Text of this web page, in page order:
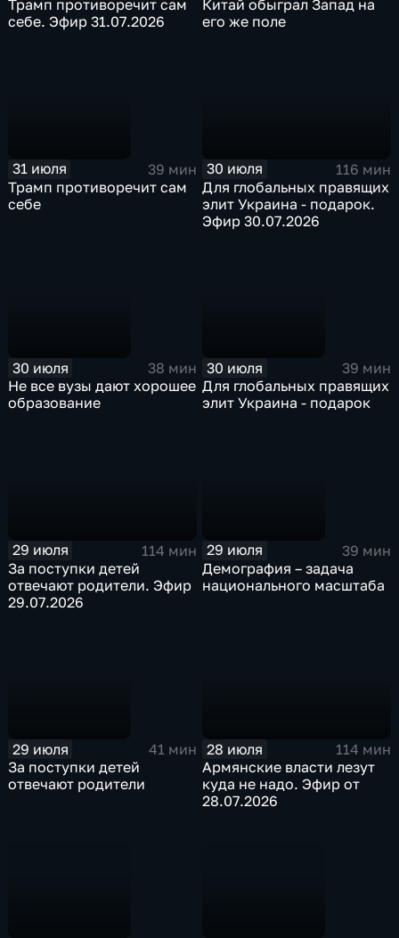
Трамп противоречит сам
себе. Эфир 31.07.2026
Китай обыграл Запад на
его же поле
31 июля
39 мин
Трамп противоречит сам
себе
30 июля
116 мин
Для глобальных правящих
элит Украина - подарок.
Эфир 30.07.2026
30 июля
38 мин
Не все вузы дают хорошее
образование
30 июля
39 мин
Для глобальных правящих
элит Украина - подарок
29 июля
114 мин
За поступки детей
отвечают родители. Эфир
29.07.2026
29 июля
39 мин
Демография – задача
национального масштаба
29 июля
41 мин
За поступки детей
отвечают родители
28 июля
114 мин
Армянские власти лезут
куда не надо. Эфир от
28.07.2026